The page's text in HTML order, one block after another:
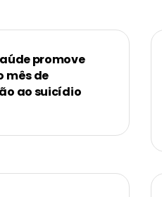
promove
mês de
ao suicídio